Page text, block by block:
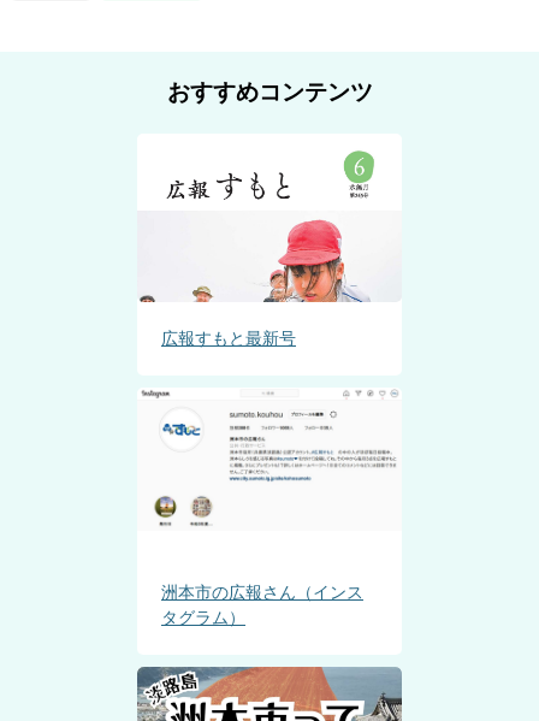
おすすめコンテンツ
広報すもと最新号
洲本市の広報さん（インス
タグラム）